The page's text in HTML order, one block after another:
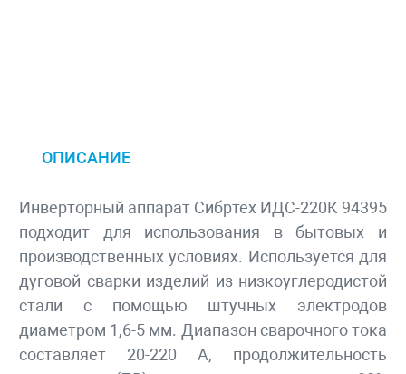
ОПИСАНИЕ
Инверторный аппарат Сибртех ИДС-220К 94395
подходит для использования в бытовых и
производственных условиях. Используется для
дуговой сварки изделий из низкоуглеродистой
стали с помощью штучных электродов
диаметром 1,6-5 мм. Диапазон сварочного тока
составляет 20-220 А, продолжительность